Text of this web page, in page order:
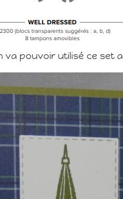
va pouvoir utilisé ce set